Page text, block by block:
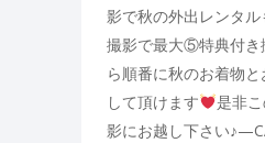
影で秋の外出レンタ
撮影で最大⑤特典付き
ら順番に秋のお着物
して頂けます
是非
影にお越し下さい